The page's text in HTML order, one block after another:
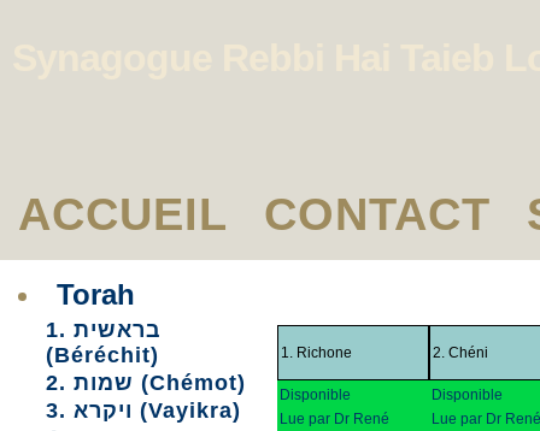
ACCUEIL CONTACT
Torah
1. בראשית
(Béréchit)
2. שמות (Chémot)
3. ויקרא (Vayikra)
1. Richone 2. Chéni
Disponible
Lue par Dr René
Disponible
Lue par Dr René